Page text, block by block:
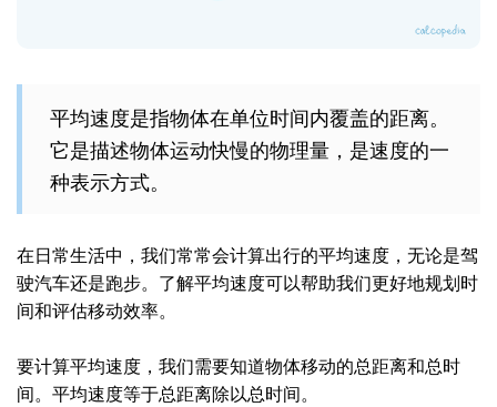
平均速度是指物体在单位时间内覆盖的距离。
它是描述物体运动快慢的物理量，是速度的一
种表示方式。
在日常生活中，我们常常会计算出行的平均速度，无论是驾
驶汽车还是跑步。了解平均速度可以帮助我们更好地规划时
间和评估移动效率。
要计算平均速度，我们需要知道物体移动的总距离和总时
间。平均速度等于总距离除以总时间。